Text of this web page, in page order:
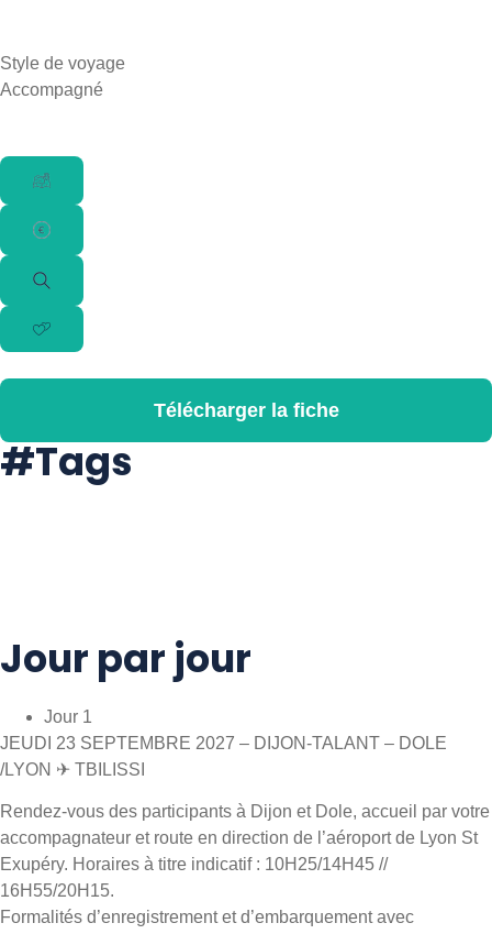
Style de voyage
Accompagné
Télécharger la fiche
#Tags
Jour par jour
Jour 1
JEUDI 23 SEPTEMBRE 2027 – DIJON-TALANT – DOLE
/LYON ✈ TBILISSI
Rendez-vous des participants à Dijon et Dole, accueil par votre
accompagnateur et route en direction de l’aéroport de Lyon St
Exupéry. Horaires à titre indicatif : 10H25/14H45 //
16H55/20H15.
Formalités d’enregistrement et d’embarquement avec